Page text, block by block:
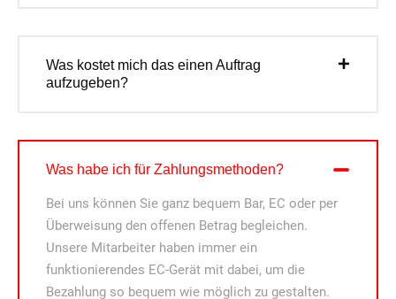
Was kostet mich das einen Auftrag
aufzugeben?
Was habe ich für Zahlungsmethoden?
Bei uns können Sie ganz bequem Bar, EC oder per
Überweisung den offenen Betrag begleichen.
Unsere Mitarbeiter haben immer ein
funktionierendes EC-Gerät mit dabei, um die
Bezahlung so bequem wie möglich zu gestalten.